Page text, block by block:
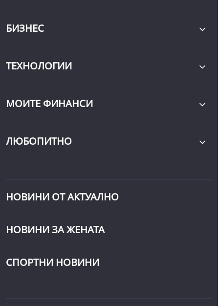
БИЗНЕС
ТЕХНОЛОГИИ
МОИТЕ ФИНАНСИ
ЛЮБОПИТНО
НОВИНИ ОТ АКТУАЛНО
НОВИНИ ЗА ЖЕНАТА
СПОРТНИ НОВИНИ